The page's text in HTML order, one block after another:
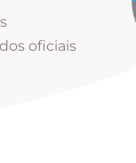
oficiais